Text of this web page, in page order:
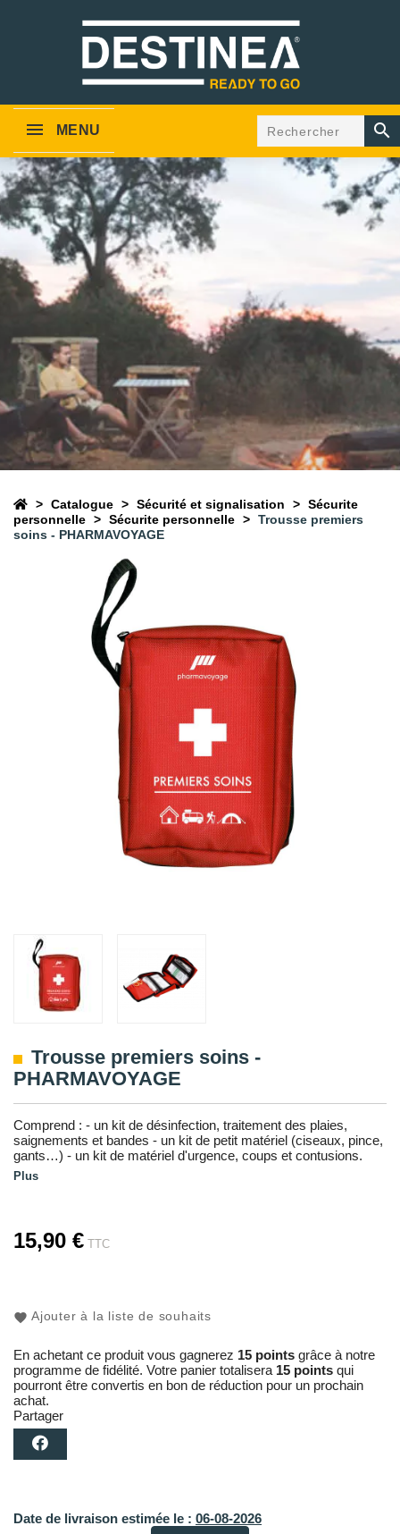
MENU 
Catalogue Sécurité et signalisation
Sécurite
personnelle
Sécurite personnelle
Trousse premiers
soins - PHARMAVOYAGE
Trousse premiers soins -
PHARMAVOYAGE
Comprend : - un kit de désinfection, traitement des plaies,
saignements et bandes - un kit de petit matériel (ciseaux, pince,
gants…) - un kit de matériel d'urgence, coups et contusions.
Plus
15,90 € TTC
Ajouter à la liste de souhaits
En achetant ce produit vous gagnerez 15 points grâce à notre
programme de fidélité. Votre panier totalisera 15 points qui
pourront être convertis en bon de réduction pour un prochain
achat.
Partager
Date de livraison estimée le : 06-08-2026